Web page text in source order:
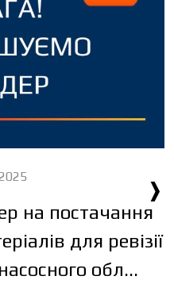
на постачання
для ревізії
обл...
›